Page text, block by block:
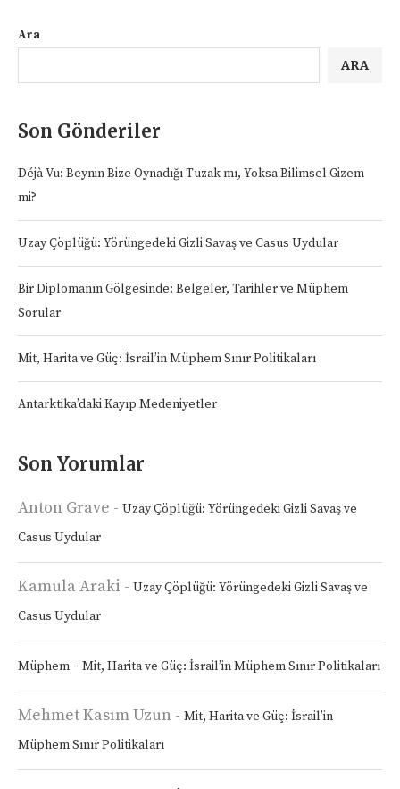
Ara
ARA
Son Gönderiler
Déjà Vu: Beynin Bize Oynadığı Tuzak mı, Yoksa Bilimsel Gizem
mi?
Uzay Çöplüğü: Yörüngedeki Gizli Savaş ve Casus Uydular
Bir Diplomanın Gölgesinde: Belgeler, Tarihler ve Müphem
Sorular
Mit, Harita ve Güç: İsrail’in Müphem Sınır Politikaları
Antarktika’daki Kayıp Medeniyetler
Son Yorumlar
Anton Grave - Uzay Çöplüğü: Yörüngedeki Gizli Savaş ve
Casus Uydular
Kamula Araki - Uzay Çöplüğü: Yörüngedeki Gizli Savaş ve
Casus Uydular
Müphem - Mit, Harita ve Güç: İsrail’in Müphem Sınır Politikaları
Mehmet Kasım Uzun - Mit, Harita ve Güç: İsrail’in
Müphem Sınır Politikaları